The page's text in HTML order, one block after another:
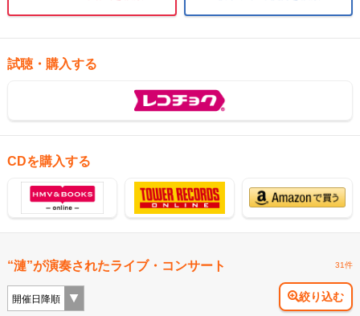
試聴・購入する
CDを購入する
“漣”が演奏されたライブ・コンサート 31件
絞り込む